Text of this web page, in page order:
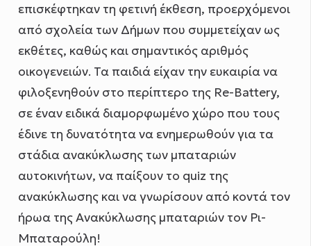
επισκέφτηκαν τη φετινή έκθεση, προερχόμενοι
από σχολεία των Δήμων που συμμετείχαν ως
εκθέτες, καθώς και σημαντικός αριθμός
οικογενειών. Τα παιδιά είχαν την ευκαιρία να
φιλοξενηθούν στο περίπτερο της Re-Battery,
σε έναν ειδικά διαμορφωμένο χώρο που τους
έδινε τη δυνατότητα να ενημερωθούν για τα
στάδια ανακύκλωσης των μπαταριών
αυτοκινήτων, να παίξουν το quiz της
ανακύκλωσης και να γνωρίσουν από κοντά τον
ήρωα της Ανακύκλωσης μπαταριών τον Ρι-
Μπαταρούλη!